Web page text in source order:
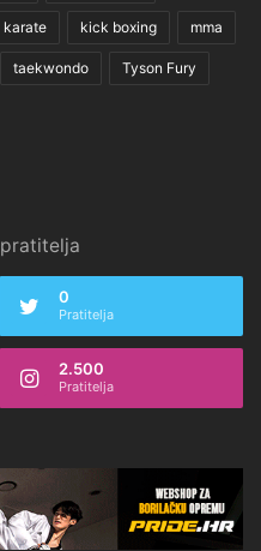
karate kick boxing mma
taekwondo Tyson Fury
pratitelja
0
Pratitelja
2.500
Pratitelja